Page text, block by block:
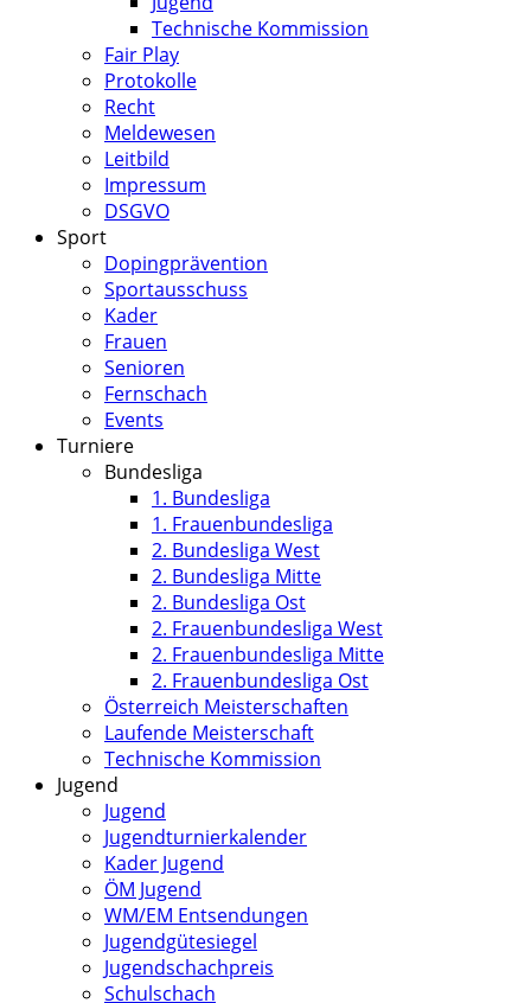
Technische Kommission
Fair Play
Protokolle
Recht
Meldewesen
Leitbild
Impressum
DSGVO
Sport
Dopingprävention
Sportausschuss
Kader
Frauen
Senioren
Fernschach
Events
Turniere
Bundesliga
1. Bundesliga
1. Frauenbundesliga
2. Bundesliga West
2. Bundesliga Mitte
2. Bundesliga Ost
2. Frauenbundesliga West
2. Frauenbundesliga Mitte
2. Frauenbundesliga Ost
Österreich Meisterschaften
Laufende Meisterschaft
Technische Kommission
Jugend
Jugend
Jugendturnierkalender
Kader Jugend
ÖM Jugend
WM/EM Entsendungen
Jugendgütesiegel
Jugendschachpreis
Schulschach